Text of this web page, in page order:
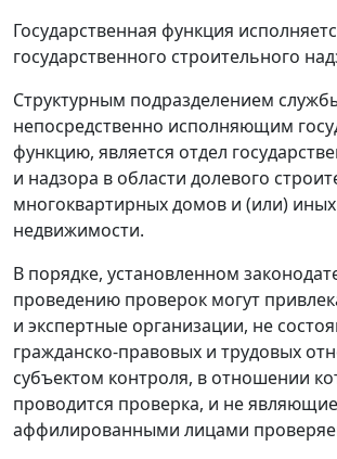
Государственная функция
государственного строительного
Структурным подразделением
непосредственно исполняющим
функцию, является отдел
и надзора в области долевого
многоквартирных домов и (или)
недвижимости.
В порядке, установленном
проведению проверок могут
и экспертные организации, не
гражданско-правовых и трудовых
субъектом контроля, в отношении
проводится проверка, и не
аффилированными лицами